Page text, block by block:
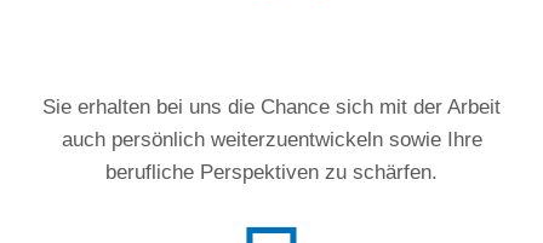
Sie erhalten bei uns die Chance sich mit der Arbeit
auch persönlich weiterzuentwickeln sowie Ihre
berufliche Perspektiven zu schärfen.